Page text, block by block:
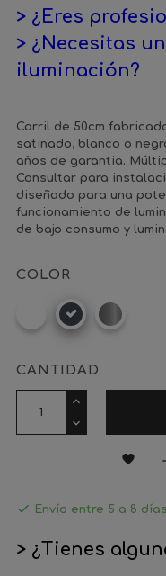
> ¿Eres
> ¿Necesitas
iluminación?
Carril de 50cm
satinado, blanco o
años de garantia.
Consultar para
diseñado para una
funcionamiento de
de bajo consumo y
COLOR
BlancoNegro
Aluminio
satinado
CANTIDAD

 Envío entre 5 a 8 días
> ¿Tienes